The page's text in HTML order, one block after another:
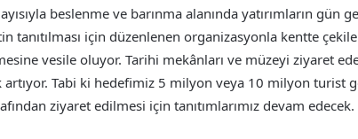
beslenme ve barınma alanında yatırımların gün
tanıtılması için düzenlenen organizasyonla kentte
vesile oluyor. Tarihi mekânları ve müzeyi ziyaret
artıyor. Tabi ki hedefimiz 5 milyon veya 10 milyon turist
ziyaret edilmesi için tanıtımlarımız devam edecek.